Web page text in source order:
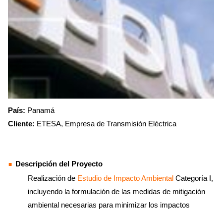
País: Panamá
Cliente: ETESA, Empresa de Transmisión Eléctrica
Descripción del Proyecto
Realización de Estudio de Impacto Ambiental Categoría I,
incluyendo la formulación de las medidas de mitigación
ambiental necesarias para minimizar los impactos